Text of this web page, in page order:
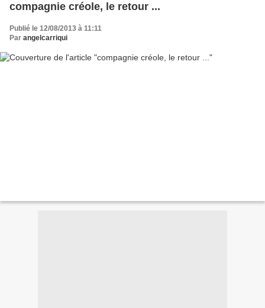
compagnie créole, le retour ...
Publié le 12/08/2013 à 11:11
Par angelcarriqui